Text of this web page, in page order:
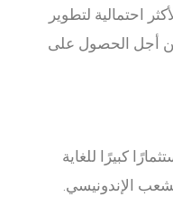
احتمالية لتطوير
من أجل الحصول على
كبيرًا للغاية
الإندونيسي.